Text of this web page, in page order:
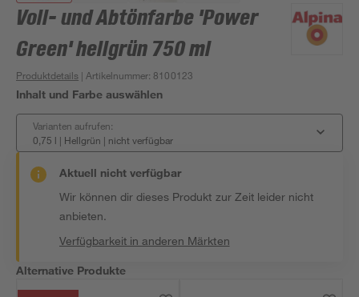
Voll- und Abtönfarbe 'Power
Green' hellgrün 750 ml
Produktdetails | Artikelnummer: 8100123
Inhalt und Farbe auswählen
Varianten aufrufen:
0,75 l | Hellgrün | nicht verfügbar
Aktuell nicht verfügbar
Wir können dir dieses Produkt zur Zeit leider nicht
anbieten.
Verfügbarkeit in anderen Märkten
Alternative Produkte